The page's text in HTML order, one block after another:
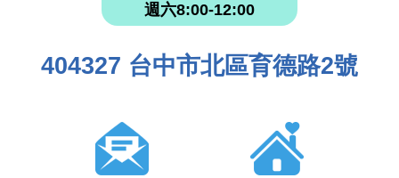
週六8:00-12:00
404327 台中市北區育德路2號